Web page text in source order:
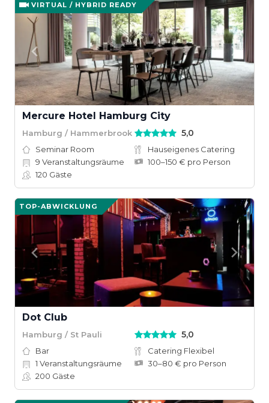
VIRTUAL / HYBRID READY
Mercure Hotel Hamburg City
Hamburg / Hammerbrook 5,0
Seminar Room
Hauseigenes Catering
9 Veranstaltungsräume
100–150 € pro Person
120 Gäste
TOP-ABWICKLUNG
Dot Club
Hamburg / St Pauli 5,0
Bar
Catering Flexibel
1 Veranstaltungsräume
30–80 € pro Person
200 Gäste